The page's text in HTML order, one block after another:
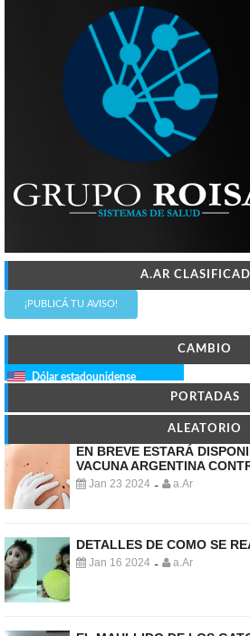
A.AR
¡PUBLICÁ TU AVISO!
CAMBIO
Dólar estadounidense
PORTADAS
ALEATORIO
EN BREVE ESTARÁ
VACUNA ARGENTINA
Jan 23 2024 - a.Ar
DETALLES DE COMO SE
Jan 16 2024 - a.Ar